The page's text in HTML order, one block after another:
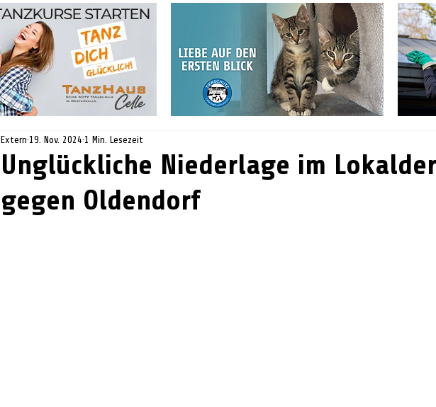
Unglückliche Niederlage im
gegen Oldendorf
Extern 19. Nov. 2024 1 Min. Lesezeit